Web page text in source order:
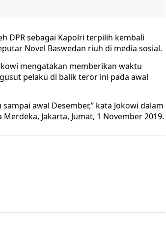
DPR sebagai Kapolri terpilih kembali
Novel Baswedan riuh di media sosial.
mengatakan memberikan waktu
pelaku di balik teror ini pada awal
awal Desember,” kata Jokowi dalam
Jakarta, Jumat, 1 November 2019.